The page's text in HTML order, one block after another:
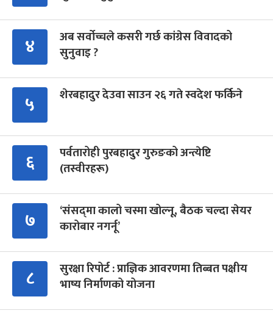
४
अब सर्वोच्चले कसरी गर्छ कांग्रेस विवादको
सुनुवाइ ?
५ शेरबहादुर देउवा साउन २६ गते स्वदेश फर्किने
६
पर्वतारोही पुरबहादुर गुरुङको अन्त्येष्टि
(तस्वीरहरू)
७
‘संसद्‍मा कालो चस्मा खोल्नू, बैठक चल्दा सेयर
कारोबार नगर्नू’
८
सुरक्षा रिपोर्ट : प्राज्ञिक आवरणमा तिब्बत पक्षीय
भाष्य निर्माणको योजना